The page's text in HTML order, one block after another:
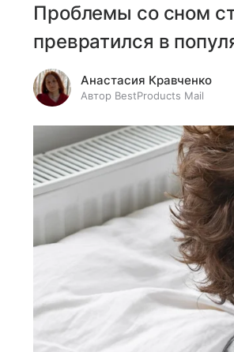
Проблемы со сном
превратился в
Анастасия Кравченко
Автор BestProducts Mail